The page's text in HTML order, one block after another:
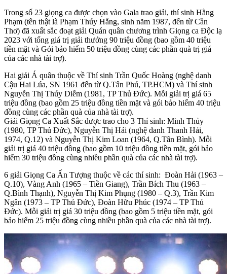
Trong số 23 giọng ca được chọn vào Gala trao giải, thí sinh Hằng
Phạm (tên thật là Phạm Thúy Hằng, sinh năm 1987, đến từ Cần
Thơ) đã xuất sắc đoạt giải Quán quân chương trình Giọng ca Độc lạ
2023 với tổng giá trị giải thưởng 90 triệu đồng (bao gồm 40 triệu
tiền mặt và Gói bảo hiểm 50 triệu đồng cùng các phần quà trị giá
của các nhà tài trợ).
Hai giải Á quân thuộc về Thí sinh Trần Quốc Hoàng (nghệ danh
Cậu Hai Lúa, SN 1961 đến từ Q.Tân Phú, TP.HCM) và Thí sinh
Nguyễn Thị Thúy Diễm (1981, TP Thủ Đức). Mỗi giải trị giá 65
triệu đồng (bao gồm 25 triệu đồng tiền mặt và gói bảo hiểm 40 triệu
đồng cùng các phần quà của nhà tài trợ).
Giải Giọng Ca Xuất Sắc được trao cho 3 Thí sinh: Minh Thủy
(1980, TP Thủ Đức), Nguyễn Thị Hải (nghệ danh Thanh Hải,
1974, Q.12) và Nguyễn Thị Kim Loan (1964, Q.Tân Bình). Mỗi
giải trị giá 40 triệu đồng (bao gồm 10 triệu đồng tiền mặt, gói bảo
hiểm 30 triệu đồng cùng nhiều phần quà của các nhà tài trợ).
6 giải Giọng Ca Ấn Tượng thuộc về các thí sinh: Đoàn Hải (1963 –
Q.10), Vàng Anh (1965 – Tiền Giang), Trần Bích Thu (1963 –
Q.Bình Thạnh), Nguyễn Thị Kim Phụng (1980 – Q.3), Trần Kim
Ngân (1973 – TP Thủ Đức), Đoàn Hữu Phúc (1974 – TP Thủ
Đức). Mỗi giải trị giá 30 triệu đồng (bao gồm 5 triệu tiền mặt, gói
bảo hiểm 25 triệu đồng cùng nhiều phần quà của các nhà tài trợ).